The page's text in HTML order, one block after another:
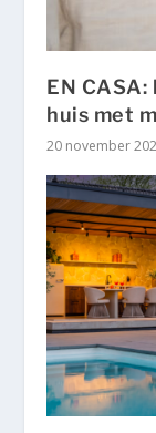
EN
huis met
20 november